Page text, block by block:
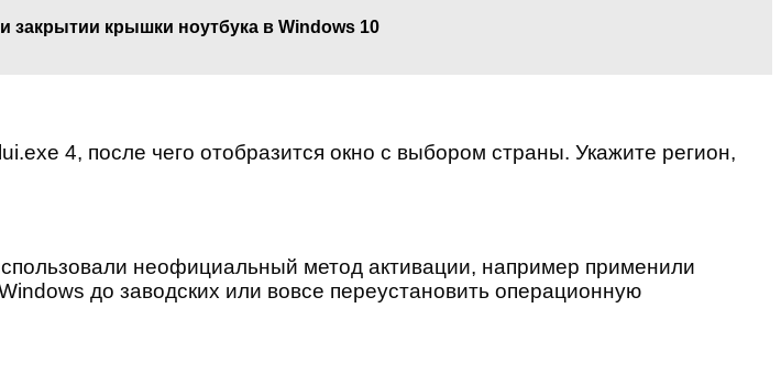
закрытии крышки ноутбука в Windows 10
4, после чего отобразится окно с выбором страны. Укажите регион,
неофициальный метод активации, например применили
до заводских или вовсе переустановить операционную